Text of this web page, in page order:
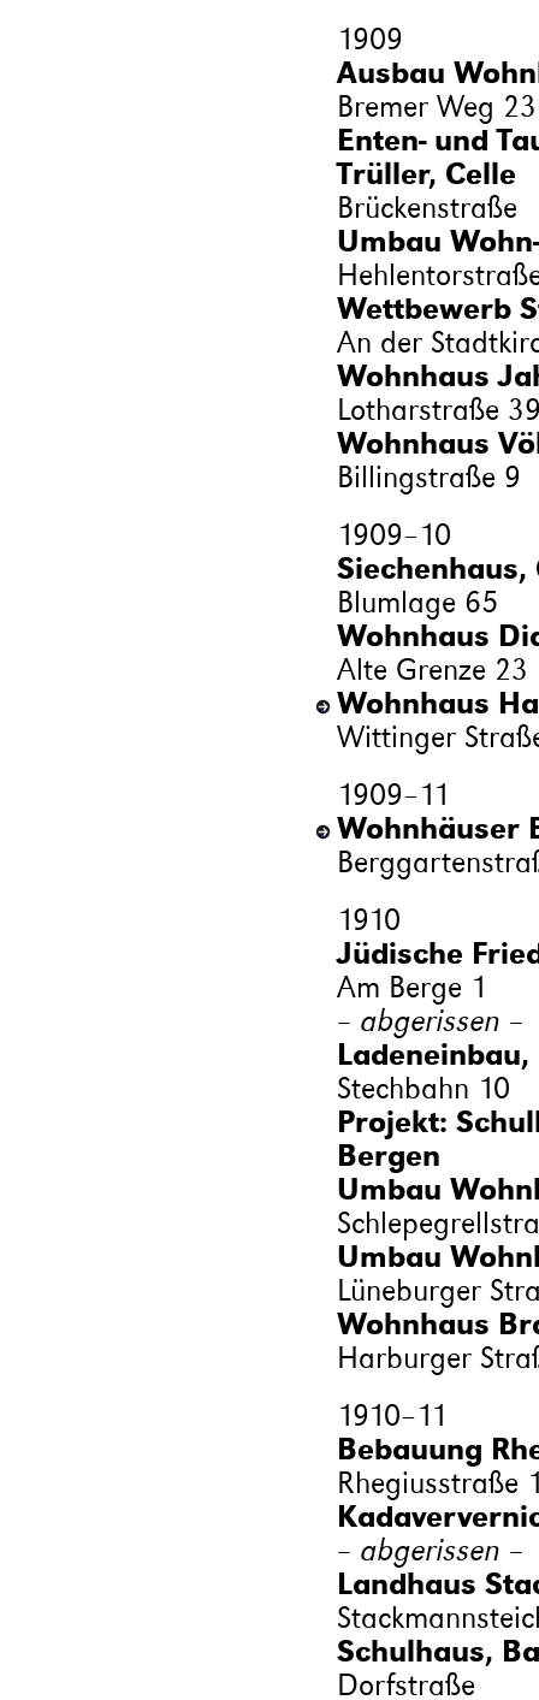
1909
Ausbau
Bremer Weg 23
Enten- und
Trüller, Celle
Brückenstraße
Umbau
Wettbewerb
An der
Wohnhaus
Lotharstraße
Wohnhaus
Billingstraße 9
1909–10
Siechenhaus,
Blumlage 65
Wohnhaus
Alte Grenze 23
Wohnhaus
Wittinger
1909–11
Wohnhäuser
1910
Jüdische
Am Berge 1
– abgerissen –
Ladeneinbau,
Stechbahn 10
Projekt:
Bergen
Umbau
Umbau
Lüneburger
Wohnhaus
Harburger
1910–11
Bebauung
Rhegiusstraße
– abgerissen –
Landhaus
Schulhaus,
Dorfstraße